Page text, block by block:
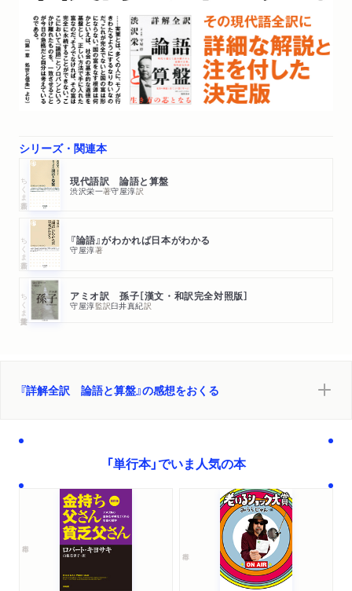
シリーズ・関連本
ちくま新書 現代語訳 論語と算盤
渋沢栄一著守屋淳訳
ちくま新書 『論語』がわかれば日本がわかる
守屋淳著
ちくま学芸文庫 アミオ訳 孫子［漢文・和訳完全対照版］
守屋淳監訳臼井真紀訳
『詳解全訳 論語と算盤』の感想をおくる
「単行本」でいま人気の本